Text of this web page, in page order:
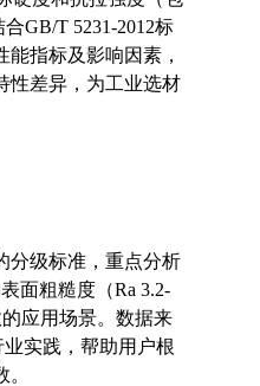
GB/T 5231-2012标
指标及影响因素，
性差异，为工业选材
分级标准，重点分析
面粗糙度（Ra 3.2-
应用场景。数据来
业实践，帮助用户根